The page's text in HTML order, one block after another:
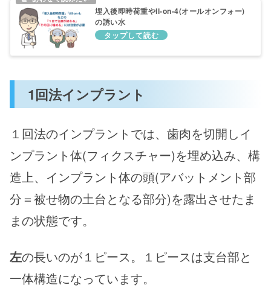
埋入後即時荷重やll-on-4(オールオンフォー)
の誘い水
1回法インプラント
１回法のインプラントでは、歯肉を切開しイ
ンプラント体(フィクスチャー)を埋め込み、構
造上、インプラント体の頭(アバットメント部
分＝被せ物の土台となる部分)を露出させたま
まの状態です。
左の長いのが１ピース。１ピースは支台部と
一体構造になっています。